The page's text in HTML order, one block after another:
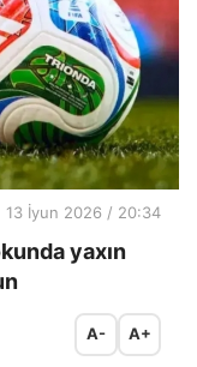
13 İyun 2026 / 20:34
yaxın
A- A+